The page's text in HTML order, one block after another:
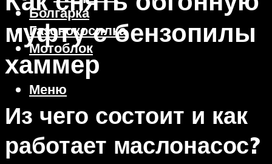
Болгарка
Газонокосилка
Мотоблок
Меню
муфту с бензопилы
хаммер
Из чего состоит и как
работает маслонасос?